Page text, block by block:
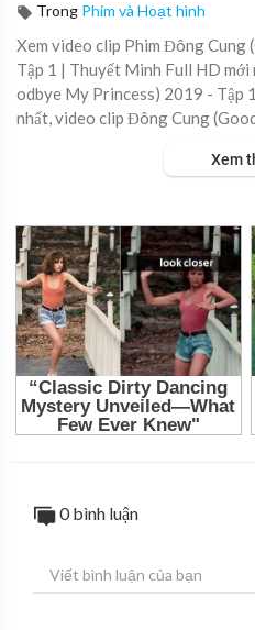
Trong Phim và Hoạt hình
Xem video clip Phim Đông
Tập 1 | Thuyết Minh Full HD
odbye My Princess) 2019 - Tập
nhất, video clip Đông Cung
Xem
0 bình luận